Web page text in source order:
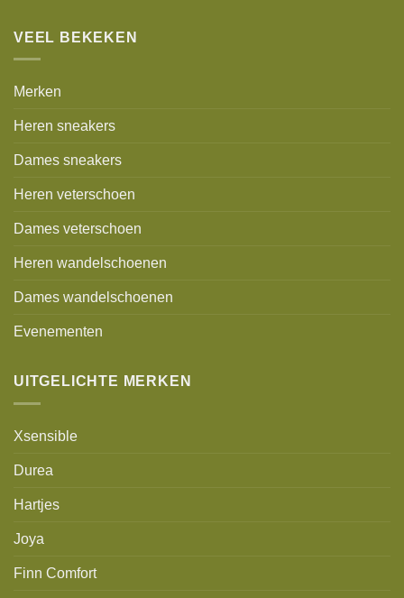
VEEL BEKEKEN
Merken
Heren sneakers
Dames sneakers
Heren veterschoen
Dames veterschoen
Heren wandelschoenen
Dames wandelschoenen
Evenementen
UITGELICHTE MERKEN
Xsensible
Durea
Hartjes
Joya
Finn Comfort